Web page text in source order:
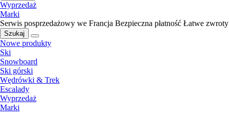
Wyprzedaż
Marki
Serwis posprzedażowy we Francja Bezpieczna płatność Łatwe zwroty
Szukaj
Nowe produkty
Ski
Snowboard
Ski górski
Wędrówki & Trek
Escalady
Wyprzedaż
Marki